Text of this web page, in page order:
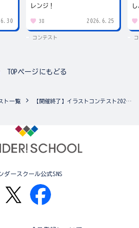
レンジ！
38 2026.6.25
コンテスト
TOPページにもどる
ト一覧 【開催終了】イラストコンテスト2020♪ テーマは「冬」！
ダースクール公式SNS